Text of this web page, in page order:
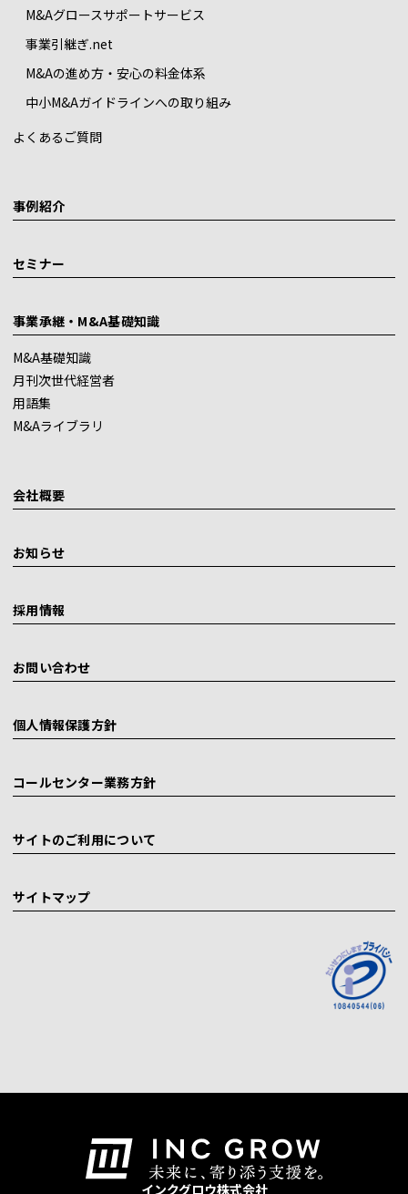
M&Aグロースサポートサービス
事業引継ぎ.net
M&Aの進め方・安心の料金体系
中小M&Aガイドラインへの取り組み
よくあるご質問
事例紹介
セミナー
事業承継・M&A基礎知識
M&A基礎知識
月刊次世代経営者
用語集
M&Aライブラリ
会社概要
お知らせ
採用情報
お問い合わせ
個人情報保護方針
コールセンター業務方針
サイトのご利用について
サイトマップ
インクグロウ株式会社